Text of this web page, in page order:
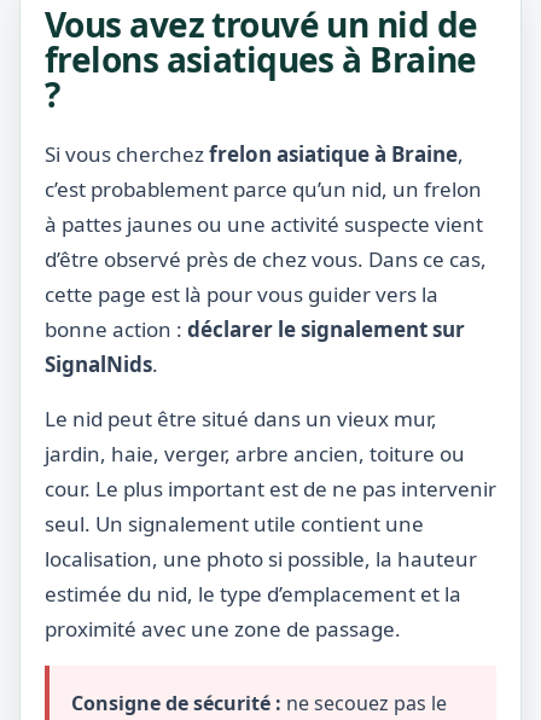
Vous avez trouvé un nid de
frelons asiatiques à Braine
?
Si vous cherchezfrelon asiatique à Braine,
c’est probablement parce qu’un nid, un frelon
à pattes jaunes ou une activité suspecte vient
d’être observé près de chez vous. Dans ce cas,
cette page est là pour vous guider vers la
bonne action : déclarer le signalement sur
SignalNids.
Le nid peut être situé dans un vieux mur,
jardin, haie, verger, arbre ancien, toiture ou
cour. Le plus important est de ne pas intervenir
seul. Un signalement utile contient une
localisation, une photo si possible, la hauteur
estimée du nid, le type d’emplacement et la
proximité avec une zone de passage.
Consigne de sécurité : ne secouez pas le